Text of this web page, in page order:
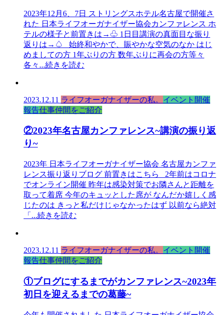
2023年12月6、7日 ストリングスホテル名古屋で開催さ
れた 日本ライフオーガナイザー協会カンファレンス ホ
テルの様子と前置きは→♧ 1日目講演の真面目な振り
返りは→♤ 始終和やかで、賑やかな空気のなか はじ
めましての方 1年ぶりの方 数年ぶりに再会の方等々
各々 ...続きを読む
2023.12.11 ライフオーガナイザーの私。 イベント開催
報告仕事仲間をご紹介
②2023年名古屋カンファレンス~講演の振り返
り~
2023年 日本ライフオーガナイザー協会 名古屋カンファ
レンス振り返りブログ 前置きはこちら 2年前はコロナ
でオンライン開催 昨年は感染対策でお隣さんと距離を
取って着席 今年のキュッとした席が なんだか嬉しく感
じたのは きっと私だけじゃなかったはず 以前なら絶対
「 ...続きを読む
2023.12.11 ライフオーガナイザーの私。 イベント開催
報告仕事仲間をご紹介
①ブログにするまでがカンファレンス~2023年
初日を迎えるまでの葛藤~